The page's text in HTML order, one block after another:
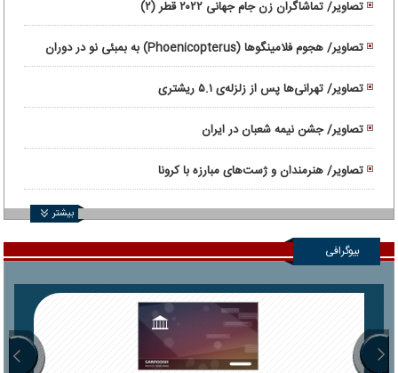
تصاویر/ تماشاگران زن جام جهانی ۲۰۲۲ قطر (۲)
تصاویر/ هجوم فلامینگوها (Phoenicopterus) به بمبئی نو در دوران
قرنطینه
تصاویر/ تهرانی‌ها پس از زلزله‌ی ۵.۱ ریشتری
تصاویر/ جشن نیمه شعبان در ایران
تصاویر/ هنرمندان و ژست‌های مبارزه با کرونا
بیشتر
بیوگرافی